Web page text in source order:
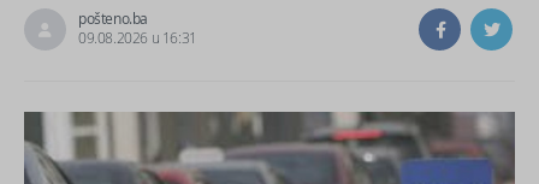
pošteno.ba
09.08.2026 u 16:31